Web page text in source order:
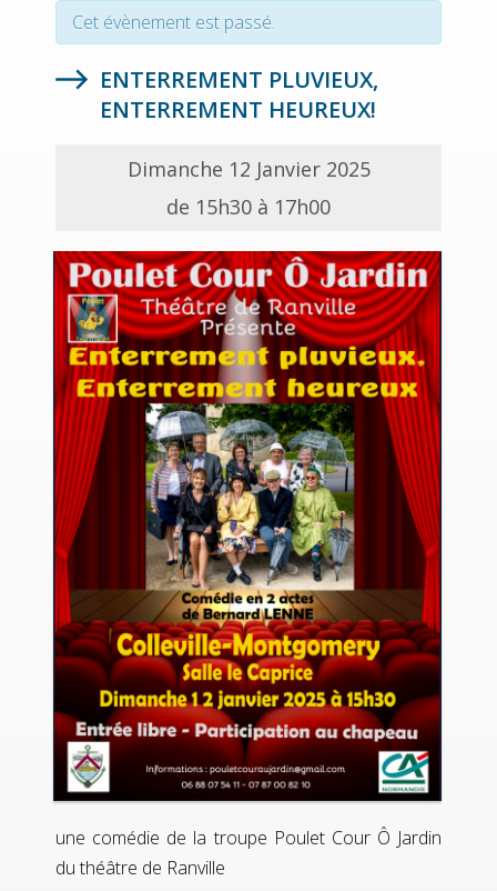
Cet évènement est passé.
ENTERREMENT PLUVIEUX,
ENTERREMENT HEUREUX!
Dimanche 12 Janvier 2025
de 15h30 à 17h00
une comédie de la troupe Poulet Cour Ô Jardin
du théâtre de Ranville